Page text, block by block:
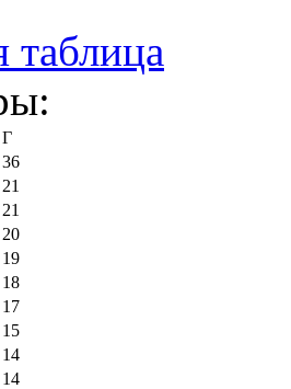
таблица
Г
36
21
21
20
19
18
17
15
14
14